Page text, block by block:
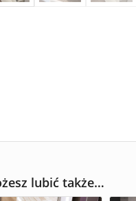
lubić także…